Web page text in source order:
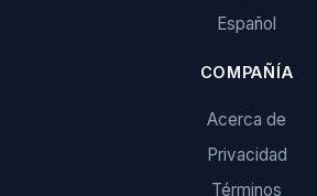
Español
COMPAÑÍA
Acerca de
Privacidad
Términos